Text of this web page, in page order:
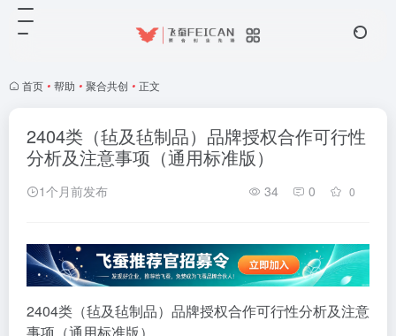
首页 • 帮助 • 聚合共创 • 正文
2404类（毡及毡制品）品牌授权合作可行性
分析及注意事项（通用标准版）
1个月前发布 34 0 0
2404类（毡及毡制品）品牌授权合作可行性分析及注意